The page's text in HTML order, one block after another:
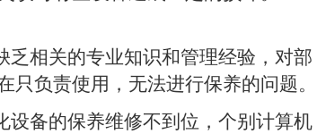
乏相关的专业知识和管理经验，对部
负责使用，无法进行保养的问题。
设备的保养维修不到位，个别计算机